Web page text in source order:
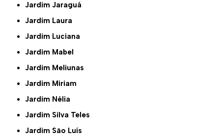
Jardim Jaraguá
Jardim Laura
Jardim Luciana
Jardim Mabel
Jardim Meliunas
Jardim Miriam
Jardim Nélia
Jardim Silva Teles
Jardim São Luís